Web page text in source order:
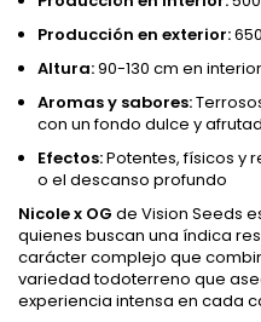
Producción en exterior:
Altura:90-130 cm en
Aromas y sabores:
con un fondo dulce y
Efectos:Potentes, físicos y
o el descanso profundo
Nicole x OG de Vision Seeds
quienes buscan una índica
carácter complejo que
variedad todoterreno que
experiencia intensa en cada